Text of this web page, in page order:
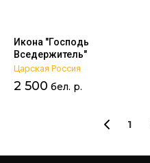
Икона "Господь
Вседержитель"
Царская Россия
2 500 бел. р.
1